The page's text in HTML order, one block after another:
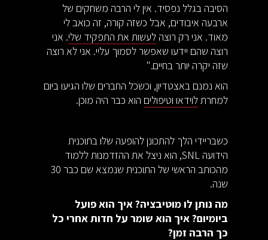
הסיבה בגלל נפסיד. אין לי הרבה משחקים של
ארבעה איבודים, אבל כשזה קורה, זה כואב לי
מאוד. אני רק רוצהלעשות את התפקיד שלי. אני
רוצה שהם יידעו שאפשר לסמוך עליי. אני לא רוצה
שזה יקרה יותר בחיים."
הוא נמנם באצטדיון, וכשכל החברים שלו הגיעו ביום
למחרתלוידאו וטיפולים הוא כבר היה מוכן.
כשבריידי הלך להתכונן להופעה שלו בתוכנית
הידועה SNL, הוא ניצל את ההזדמנות ללמוד
מהכותב הראשי של התוכנית שנמצא שם כבר 30
שנה.
מה נותן לו מוטיבציה? איך הוא פועל
ביומיום? איך הוא שומר על חדות אחרי כל
כך הרבה זמן?